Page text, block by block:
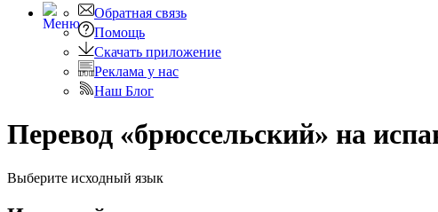
Обратная связь
Помощь
Скачать приложение
Реклама у нас
Наш Блог
Перевод «брюссельский» на
Выберите исходный язык